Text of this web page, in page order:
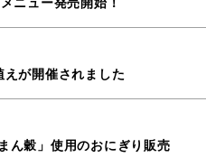
が開催されました
ん穀」使用のおにぎり販売